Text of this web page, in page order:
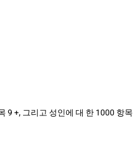
9 +, 그리고 성인에 대 한 1000 항목